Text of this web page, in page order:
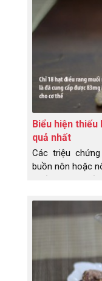
Biểu hiện
quả nhất
Các triệu
buồn nôn hoặc
tim thay đổi
thiếu hụt
khỏe, bao gồm
bệnh tim mạch